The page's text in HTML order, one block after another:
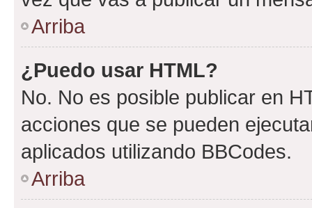
Arriba
¿Puedo usar HTML?
No. No es posible publicar en
acciones que se pueden
aplicados utilizando BBCodes.
Arriba